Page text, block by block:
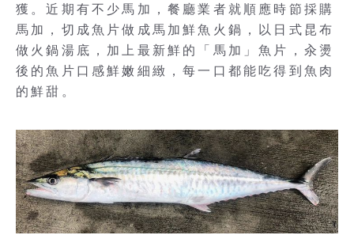
獲。近期有不少馬加，餐廳業者就順應時節採購
馬加，切成魚片做成馬加鮮魚火鍋，以日式昆布
做火鍋湯底，加上最新鮮的「馬加」魚片，汆燙
後的魚片口感鮮嫩細緻，每一口都能吃得到魚肉
的鮮甜。